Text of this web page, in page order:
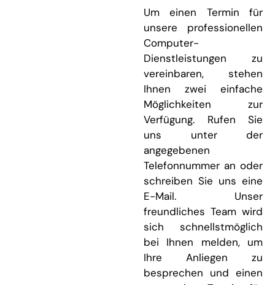
Um einen Termin für
unsere professionellen
Computer-
Dienstleistungen zu
vereinbaren, stehen
Ihnen zwei einfache
Möglichkeiten zur
Verfügung. Rufen Sie
uns unter der
angegebenen
Telefonnummer an oder
schreiben Sie uns eine
E-Mail. Unser
freundliches Team wird
sich schnellstmöglich
bei Ihnen melden, um
Ihre Anliegen zu
besprechen und einen